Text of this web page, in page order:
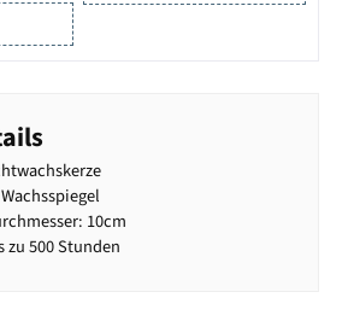
10cm
500 Stunden